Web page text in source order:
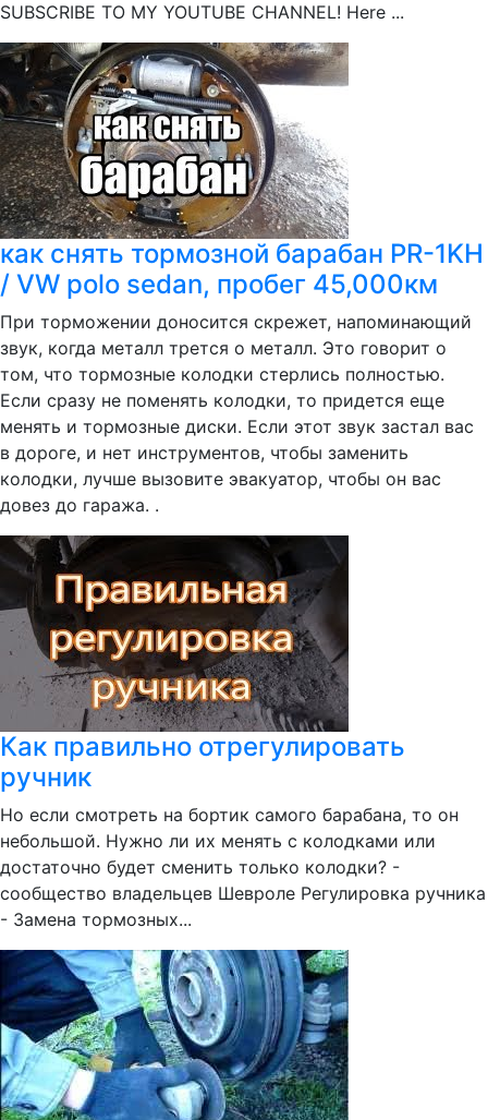
SUBSCRIBE TO MY YOUTUBE CHANNEL! Here ...
как снять тормозной барабан PR-1KH
/ VW polo sedan, пробег 45,000км
При торможении доносится скрежет, напоминающий
звук, когда металл трется о металл. Это говорит о
том, что тормозные колодки стерлись полностью.
Если сразу не поменять колодки, то придется еще
менять и тормозные диски. Если этот звук застал вас
в дороге, и нет инструментов, чтобы заменить
колодки, лучше вызовите эвакуатор, чтобы он вас
довез до гаража. .
Как правильно отрегулировать
ручник
Но если смотреть на бортик самого барабана, то он
небольшой. Нужно ли их менять с колодками или
достаточно будет сменить только колодки? -
сообщество владельцев Шевроле Регулировка ручника
- Замена тормозных...